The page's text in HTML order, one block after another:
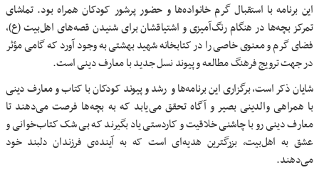
‌این برنامه با استقبال گرم خانواده‌ها و حضور پرشور کودکان همراه بود. تماشای
تمرکز بچه‌ها در هنگام رنگ‌آمیزی و اشتیاقشان برای شنیدن قصه‌های اهل‌بیت (ع)،
فضای گرم و معنوی خاصی را در کتابخانه شهید بهشتی به وجود آورد که گامی مؤثر
در جهت ترویج فرهنگ مطالعه و پیوند نسل جدید با معارف دینی است.
شایان ذکر است، برگزاری این برنامه‌ها و رشد و پیوند کودکان با کتاب و معارف دینی
با همراهی والدینی بصیر و آگاه تحقق می‌یابد که به بچه‌ها فرصت می‌دهند تا
معارف دینی رو با چاشنی خلاقیت و کاردستی یاد بگیرند که بی شک کتاب‌خوانی و
عشق به اهل‌بیت، بزرگترین هدیه‌ای است که به آینده‌ی فرزندان دلبند خود
می‌دهند.